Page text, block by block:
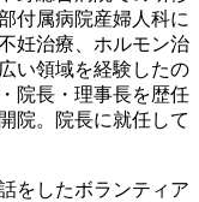
付属病院産婦人科に
妊治療、ホルモン治
い領域を経験したの
院長・理事長を歴任
院。院長に就任して
をしたボランティア